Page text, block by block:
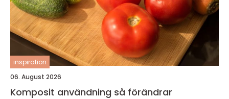
inspiration
06. August 2026
Komposit användning så förändrar